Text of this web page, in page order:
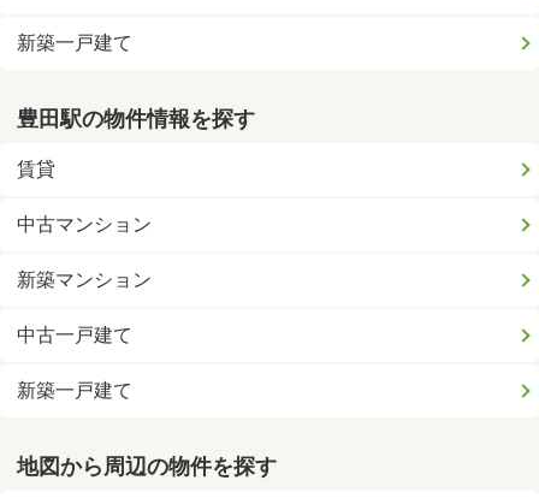
新築一戸建て
豊田駅の物件情報を探す
賃貸
中古マンション
新築マンション
中古一戸建て
新築一戸建て
地図から周辺の物件を探す